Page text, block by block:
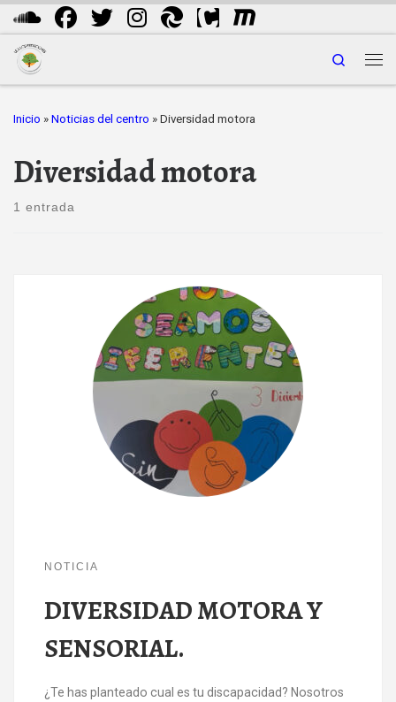
Saltar al contenido
Search
Inicio » Noticias del centro » Diversidad motora
Diversidad motora
1 entrada
NOTICIA
DIVERSIDAD MOTORA Y
SENSORIAL.
¿Te has planteado cual es tu discapacidad? Nosotros